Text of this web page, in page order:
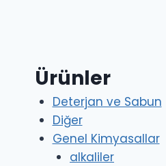
Ürünler
Deterjan ve Sabun
Diğer
Genel Kimyasallar
alkaliler